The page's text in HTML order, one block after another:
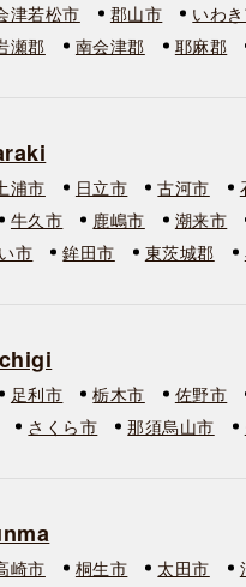
津若松市 郡山市 いわ
瀬郡 南会津郡 耶麻郡
浦市 日立市 古河市
牛久市 鹿嶋市 潮来市
市
鉾田市 東茨城郡
足利市 栃木市 佐野市
さくら市 那須烏山市
崎市 桐生市 太田市